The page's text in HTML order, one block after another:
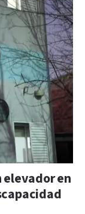
elevador en